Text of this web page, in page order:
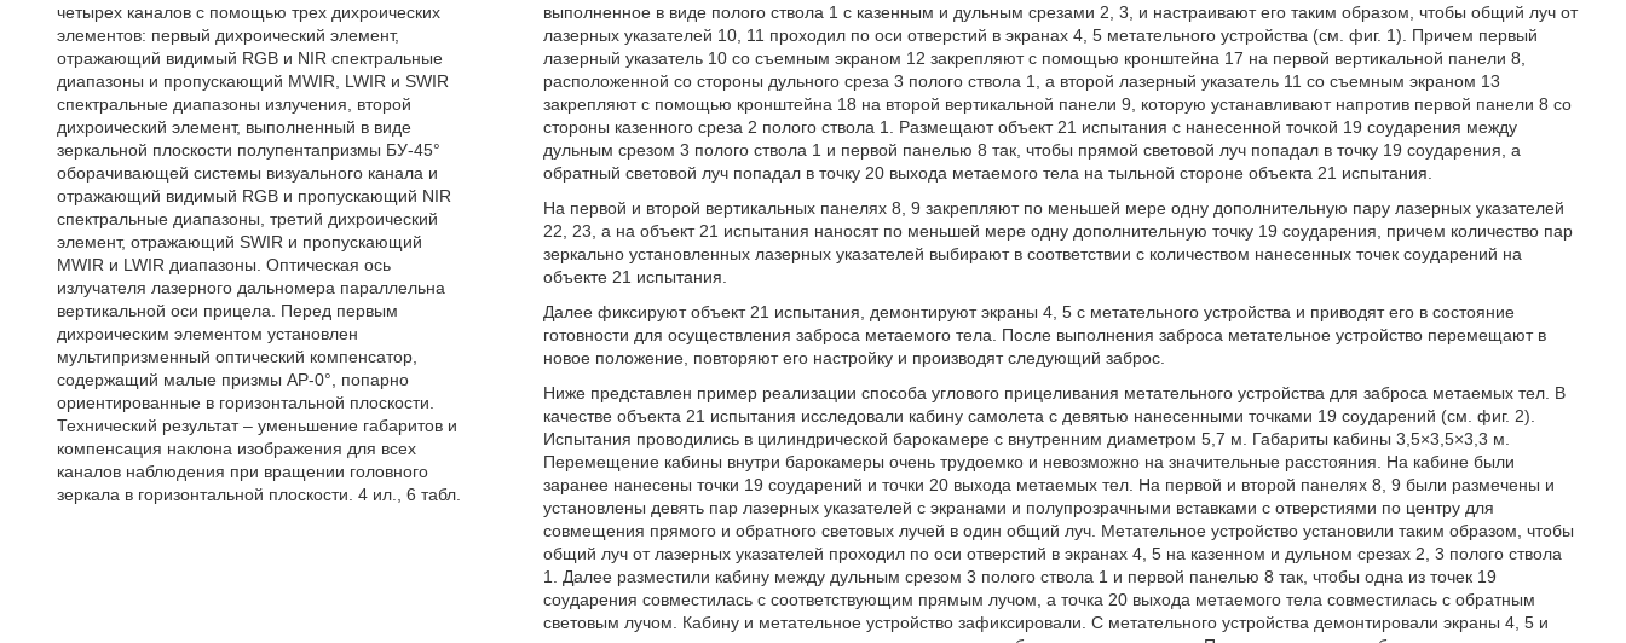
выполненное в виде полого ствола 1 с казенным и дульным срезами 2, 3, и настраивают его таким образом, чтобы общий луч от
лазерных указателей 10, 11 проходил по оси отверстий в экранах 4, 5 метательного устройства (см. фиг. 1). Причем первый
лазерный указатель 10 со съемным экраном 12 закрепляют с помощью кронштейна 17 на первой вертикальной панели 8,
расположенной со стороны дульного среза 3 полого ствола 1, а второй лазерный указатель 11 со съемным экраном 13
закрепляют с помощью кронштейна 18 на второй вертикальной панели 9, которую устанавливают напротив первой панели 8 со
стороны казенного среза 2 полого ствола 1. Размещают объект 21 испытания с нанесенной точкой 19 соударения между
дульным срезом 3 полого ствола 1 и первой панелью 8 так, чтобы прямой световой луч попадал в точку 19 соударения, а
обратный световой луч попадал в точку 20 выхода метаемого тела на тыльной стороне объекта 21 испытания.
На первой и второй вертикальных панелях 8, 9 закрепляют по меньшей мере одну дополнительную пару лазерных указателей
22, 23, а на объект 21 испытания наносят по меньшей мере одну дополнительную точку 19 соударения, причем количество пар
зеркально установленных лазерных указателей выбирают в соответствии с количеством нанесенных точек соударений на
объекте 21 испытания.
Далее фиксируют объект 21 испытания, демонтируют экраны 4, 5 с метательного устройства и приводят его в состояние
готовности для осуществления заброса метаемого тела. После выполнения заброса метательное устройство перемещают в
новое положение, повторяют его настройку и производят следующий заброс.
Ниже представлен пример реализации способа углового прицеливания метательного устройства для заброса метаемых тел. В
качестве объекта 21 испытания исследовали кабину самолета с девятью нанесенными точками 19 соударений (см. фиг. 2).
Испытания проводились в цилиндрической барокамере с внутренним диаметром 5,7 м. Габариты кабины 3,5×3,5×3,3 м.
Перемещение кабины внутри барокамеры очень трудоемко и невозможно на значительные расстояния. На кабине были
заранее нанесены точки 19 соударений и точки 20 выхода метаемых тел. На первой и второй панелях 8, 9 были размечены и
установлены девять пар лазерных указателей с экранами и полупрозрачными вставками с отверстиями по центру для
совмещения прямого и обратного световых лучей в один общий луч. Метательное устройство установили таким образом, чтобы
общий луч от лазерных указателей проходил по оси отверстий в экранах 4, 5 на казенном и дульном срезах 2, 3 полого ствола
1. Далее разместили кабину между дульным срезом 3 полого ствола 1 и первой панелью 8 так, чтобы одна из точек 19
соударения совместилась с соответствующим прямым лучом, а точка 20 выхода метаемого тела совместилась с обратным
световым лучом. Кабину и метательное устройство зафиксировали. С метательного устройства демонтировали экраны 4, 5 и
четырех каналов с помощью трех дихроических
элементов: первый дихроический элемент,
отражающий видимый RGB и NIR спектральные
диапазоны и пропускающий MWIR, LWIR и SWIR
спектральные диапазоны излучения, второй
дихроический элемент, выполненный в виде
зеркальной плоскости полупентапризмы БУ-45°
оборачивающей системы визуального канала и
отражающий видимый RGB и пропускающий NIR
спектральные диапазоны, третий дихроический
элемент, отражающий SWIR и пропускающий
MWIR и LWIR диапазоны. Оптическая ось
излучателя лазерного дальномера параллельна
вертикальной оси прицела. Перед первым
дихроическим элементом установлен
мультипризменный оптический компенсатор,
содержащий малые призмы АР-0°, попарно
ориентированные в горизонтальной плоскости.
Технический результат – уменьшение габаритов и
компенсация наклона изображения для всех
каналов наблюдения при вращении головного
зеркала в горизонтальной плоскости. 4 ил., 6 табл.